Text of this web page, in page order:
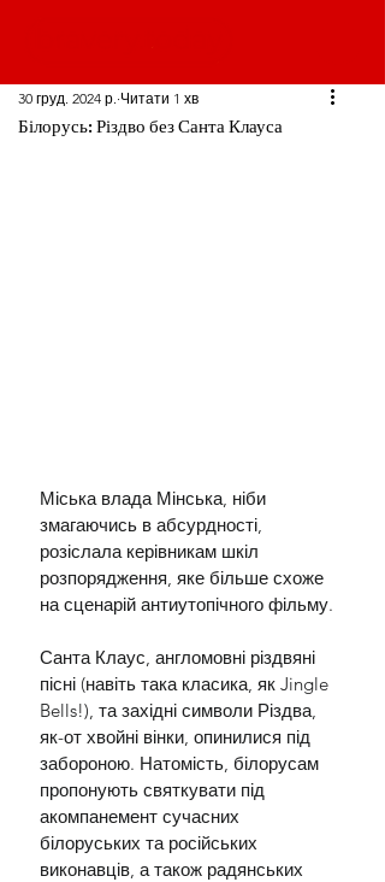
Білорусь: Різдво без Санта Клауса
30 груд. 2024 р. Читати 1 хв
Міська влада Мінська, ніби
змагаючись в абсурдності,
розіслала керівникам шкіл
розпорядження, яке більше схоже
на сценарій антиутопічного фільму.
Санта Клаус, англомовні різдвяні
пісні (навіть така класика, як Jingle
Bells!), та західні символи Різдва,
як-от хвойні вінки, опинилися під
забороною. Натомість, білорусам
пропонують святкувати під
акомпанемент сучасних
білоруських та російських
виконавців, а також радянських